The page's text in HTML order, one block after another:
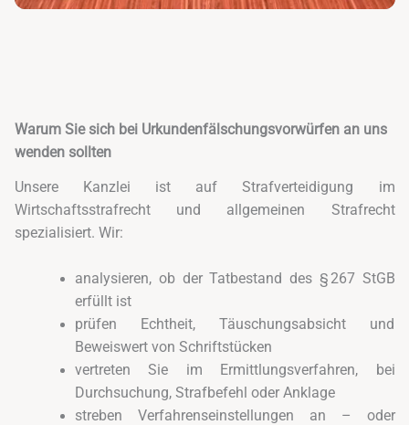
Warum Sie sich bei Urkundenfälschungsvorwürfen an uns
wenden sollten
Unsere Kanzlei ist auf Strafverteidigung im
Wirtschaftsstrafrecht und allgemeinen Strafrecht
spezialisiert. Wir:
analysieren, ob der Tatbestand des § 267 StGB
erfüllt ist
prüfen Echtheit, Täuschungsabsicht und
Beweiswert von Schriftstücken
vertreten Sie im Ermittlungsverfahren, bei
Durchsuchung, Strafbefehl oder Anklage
streben Verfahrenseinstellungen an – oder